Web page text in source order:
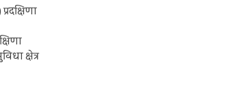
क्षेत्र